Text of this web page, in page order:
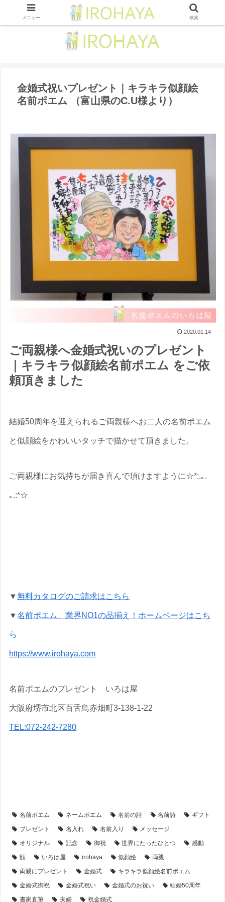
金婚式祝いプレゼント｜キラキラ似顔絵
名前ポエム （富山県のC.U様より ）
2020.01.14
ご両親様へ金婚式祝いのプレゼント
｜キラキラ似顔絵名前ポエム をご依
頼頂きました
結婚50周年を迎えられるご両親様へお二人の名前ポエム
と似顔絵をかわいいタッチで描かせて頂きました。
ご両親様にお気持ちが届き喜んで頂けますように☆*:.｡.
｡.:*☆
▼無料カタログのご請求はこちら
▼名前ポエム、業界NO1の品揃え！ホームページはこち
ら
https://www.irohaya.com
名前ポエムのプレゼント いろは屋
大阪府堺市北区百舌鳥赤畑町3-138-1-22
TEL:072-242-7280
名前ポエム ネームポエム 名前の詩 名前詩
ギフト
プレゼント
名入れ 名前入り
メッセージ
オリジナル
記念 御祝 世界にたったひとつ
感動
額
いろは屋 irohaya 似顔絵
両親
両親にプレゼント
金婚式
キラキラ似顔絵名前ポエム
金婚式御祝
金婚式祝い 金婚式のお祝い
結婚50周年
書家直筆
夫婦 祝金婚式
メニュー 検索